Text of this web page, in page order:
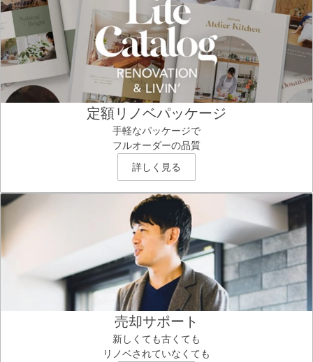
定額リノベパッケージ
手軽なパッケージで
フルオーダーの品質
詳しく見る
売却サポート
新しくても古くても
リノベされていなくても